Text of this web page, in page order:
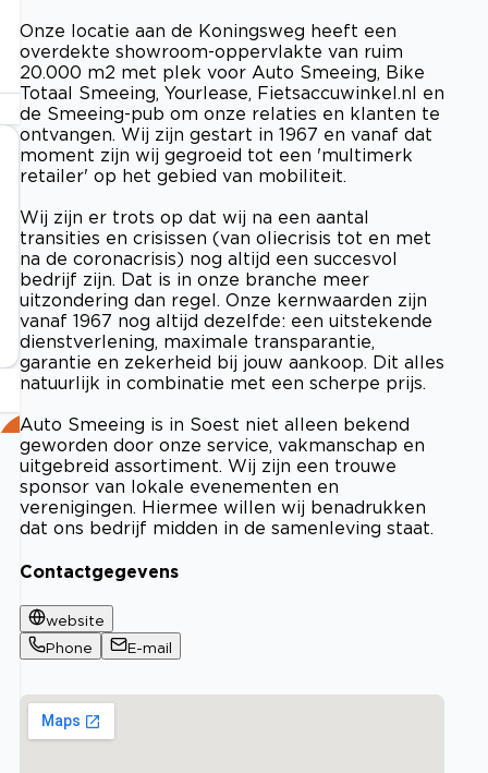
Onze locatie aan de Koningsweg heeft een
overdekte showroom-oppervlakte van ruim
20.000 m2 met plek voor Auto Smeeing, Bike
Totaal Smeeing, Yourlease, Fietsaccuwinkel.nl en
de Smeeing-pub om onze relaties en klanten te
ontvangen. Wij zijn gestart in 1967 en vanaf dat
moment zijn wij gegroeid tot een 'multimerk
retailer' op het gebied van mobiliteit.
Wij zijn er trots op dat wij na een aantal
transities en crisissen (van oliecrisis tot en met
na de coronacrisis) nog altijd een succesvol
bedrijf zijn. Dat is in onze branche meer
uitzondering dan regel. Onze kernwaarden zijn
vanaf 1967 nog altijd dezelfde: een uitstekende
dienstverlening, maximale transparantie,
garantie en zekerheid bij jouw aankoop. Dit alles
natuurlijk in combinatie met een scherpe prijs.
Auto Smeeing is in Soest niet alleen bekend
geworden door onze service, vakmanschap en
uitgebreid assortiment. Wij zijn een trouwe
sponsor van lokale evenementen en
verenigingen. Hiermee willen wij benadrukken
dat ons bedrijf midden in de samenleving staat.
Contactgegevens
website
Phone
E-mail